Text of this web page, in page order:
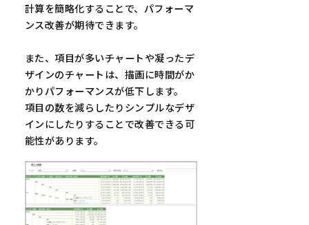
計算を簡略化することで、パフォーマ
ンス改善が期待できます。
また、項目が多いチャートや凝ったデ
ザインのチャートは、描画に時間がか
かりパフォーマンスが低下します。
項目の数を減らしたりシンプルなデザ
インにしたりすることで改善できる可
能性があります。